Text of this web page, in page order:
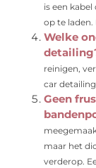
is een
op te laden.
Welke
reinigen,
car
Geen
maar het
verderop.